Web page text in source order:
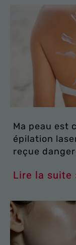
Ma peau est
épilation
reçue
Lire la suite